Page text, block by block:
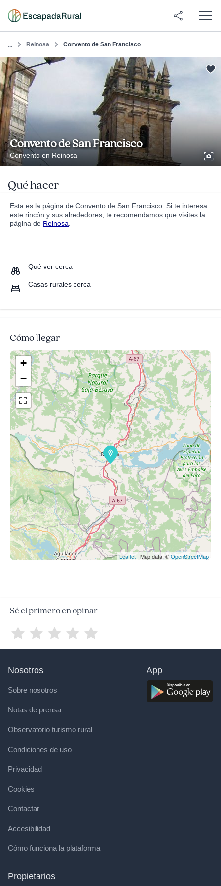
... Reinosa Convento de San Francisco
Convento de San Francisco
Convento en Reinosa
Qué hacer
Esta es la página de Convento de San Francisco. Si te interesa
este rincón y sus alrededores, te recomendamos que visites la
página de Reinosa
Qué ver cerca
Casas rurales cerca
Cómo llegar
+
−
Leaflet | Map data: ©OpenStreetMap
Sé el primero en opinar
Nosotros
Sobre nosotros
Notas de prensa
Observatorio turismo rural
Condiciones de uso
Privacidad
Cookies
Contactar
Accesibilidad
Cómo funciona la plataforma
Propietarios
App